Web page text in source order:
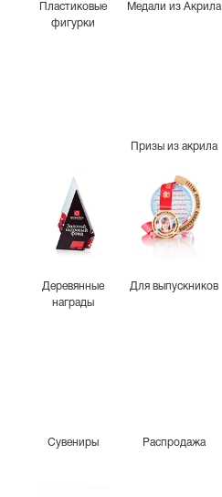
Пластиковые
фигурки
Медали из Акрила
Призы из акрила
Деревянные
награды
Для выпускников
Сувениры Распродажа